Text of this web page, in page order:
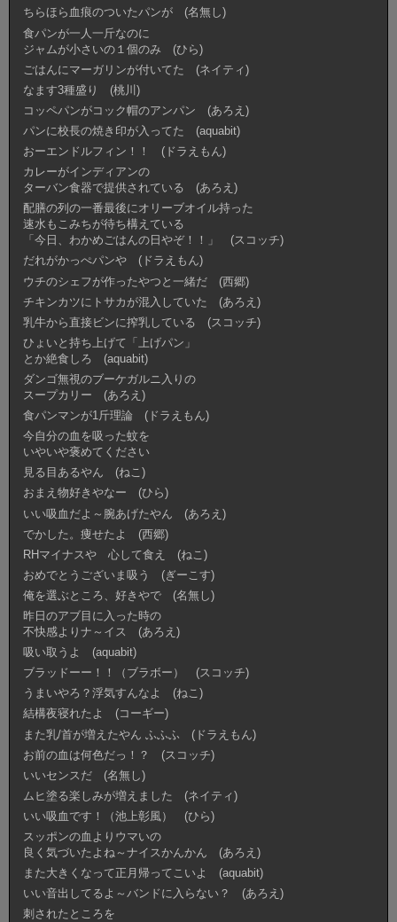
ちらほら血痕のついたパンが (名無し)
食パンが一人一斤なのに
ジャムが小さいの１個のみ (ひら)
ごはんにマーガリンが付いてた (ネイティ)
なます3種盛り (桃川)
コッペパンがコック帽のアンパン (あろえ)
パンに校長の焼き印が入ってた (aquabit)
おーエンドルフィン！！ (ドラえもん)
カレーがインディアンの
ターバン食器で提供されている (あろえ)
配膳の列の一番最後にオリーブオイル持った
速水もこみちが待ち構えている
「今日、わかめごはんの日やぞ！！」 (スコッチ)
だれがかっぺパンや (ドラえもん)
ウチのシェフが作ったやつと一緒だ (西郷)
チキンカツにトサカが混入していた (あろえ)
乳牛から直接ビンに搾乳している (スコッチ)
ひょいと持ち上げて「上げパン」
とか絶食しろ (aquabit)
ダンゴ無視のブーケガルニ入りの
スープカリー (あろえ)
食パンマンが1斤理論 (ドラえもん)
今自分の血を吸った蚊を
いやいや褒めてください
見る目あるやん (ねこ)
おまえ物好きやなー (ひら)
いい吸血だよ～腕あげたやん (あろえ)
でかした。痩せたよ (西郷)
RHマイナスや 心して食え (ねこ)
おめでとうございま吸う (ぎーこす)
俺を選ぶところ、好きやで (名無し)
昨日のアブ目に入った時の
不快感よりナ～イス (あろえ)
吸い取うよ (aquabit)
ブラッドーー！！（ブラボー） (スコッチ)
うまいやろ？浮気すんなよ (ねこ)
結構夜寝れたよ (コーギー)
また乳/首が増えたやん ふふふ (ドラえもん)
お前の血は何色だっ！？ (スコッチ)
いいセンスだ (名無し)
ムヒ塗る楽しみが増えました (ネイティ)
いい吸血です！（池上彰風） (ひら)
スッポンの血よりウマいの
良く気づいたよね～ナイスかんかん (あろえ)
また大きくなって正月帰ってこいよ (aquabit)
いい音出してるよ～バンドに入らない？ (あろえ)
刺されたところを